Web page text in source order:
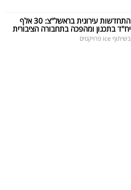
התחדשות עירונית בראשל"צ: 30 אלף
יח"ד בתכנון ומהפכה בתחבורה הציבורית
בשיתוף ice פרויקטים